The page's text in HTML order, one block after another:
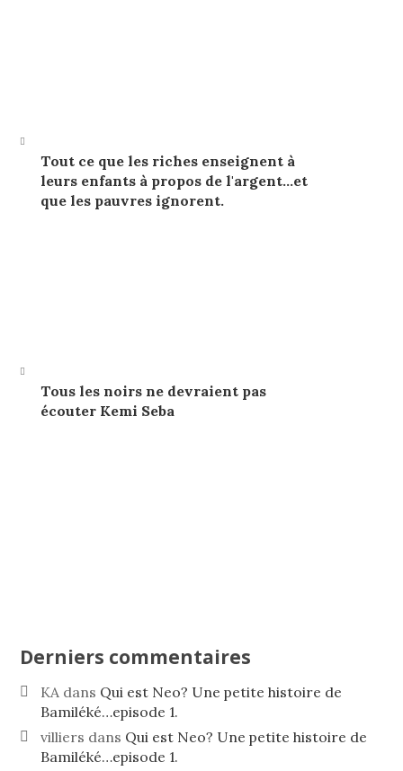
Tout ce que les riches enseignent à
leurs enfants à propos de l'argent…et
que les pauvres ignorent.
Tous les noirs ne devraient pas
écouter Kemi Seba
Derniers commentaires
KA dans Qui est Neo? Une petite histoire de
Bamiléké…episode 1.
villiers dans Qui est Neo? Une petite histoire de
Bamiléké…episode 1.